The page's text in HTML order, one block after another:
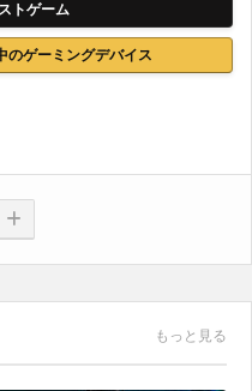
トゲーム
のゲーミングデバイス
もっと見る